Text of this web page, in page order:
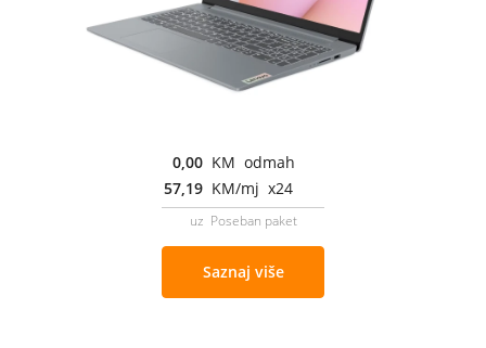
0,00 KM odmah
57,19 KM/mj x24
uz Poseban paket
Saznaj više